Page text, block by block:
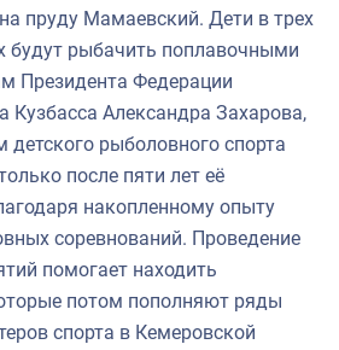
пруду Мамаевский. Дети в трех
будут рыбачить поплавочными
Президента Федерации
Кузбасса Александра Захарова,
детского рыболовного спорта
после пяти лет её
накопленному опыту
соревнований. Проведение
помогает находить
потом пополняют ряды
спорта в Кемеровской